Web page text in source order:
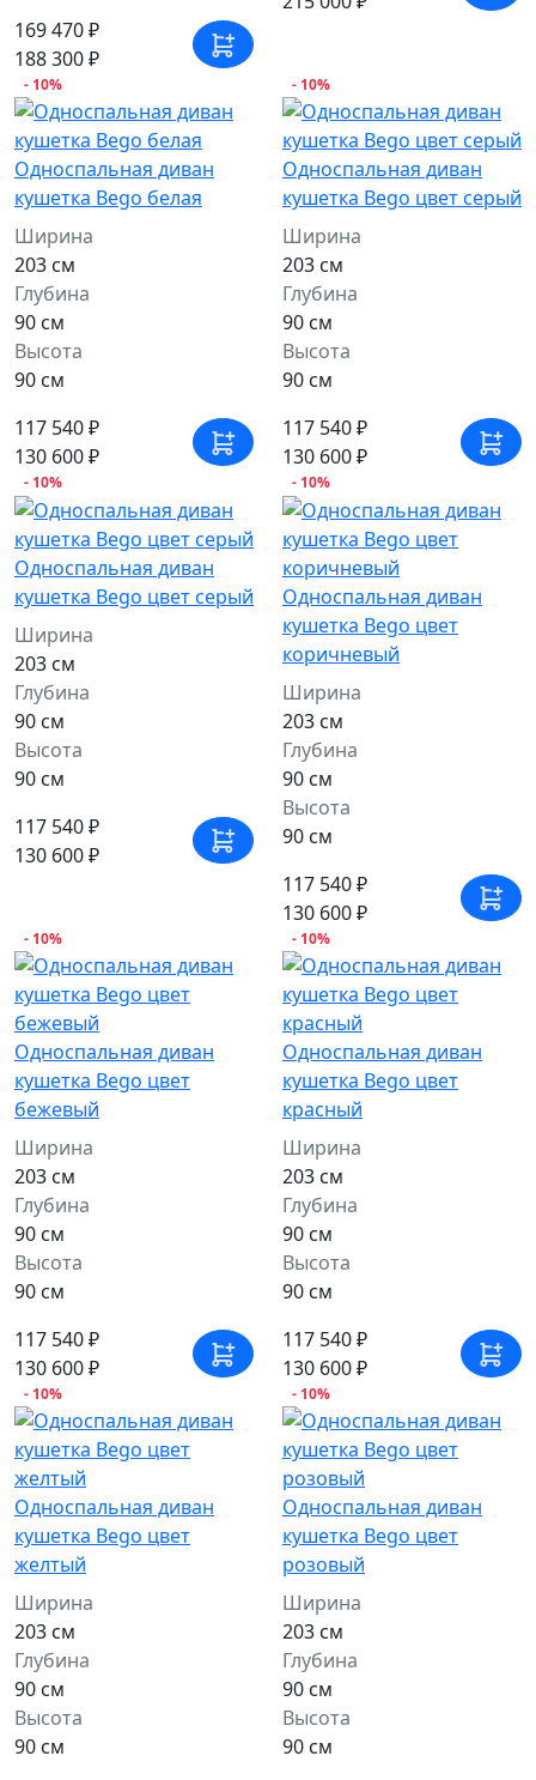
169 470 ₽
188 300 ₽
- 10%
Односпальная диван
кушетка Bego белая
Ширина
203 см
Глубина
90 см
Высота
90 см
117 540 ₽
130 600 ₽
- 10%
Односпальная диван
кушетка Bego цвет серый
Ширина
203 см
Глубина
90 см
Высота
90 см
117 540 ₽
130 600 ₽
- 10%
Односпальная диван
кушетка Bego цвет серый
Ширина
203 см
Глубина
90 см
Высота
90 см
117 540 ₽
130 600 ₽
- 10%
Односпальная диван
кушетка Bego цвет
коричневый
Ширина
203 см
Глубина
90 см
Высота
90 см
117 540 ₽
130 600 ₽
- 10%
Односпальная диван
кушетка Bego цвет
бежевый
Ширина
203 см
Глубина
90 см
Высота
90 см
117 540 ₽
130 600 ₽
- 10%
Односпальная диван
кушетка Bego цвет
красный
Ширина
203 см
Глубина
90 см
Высота
90 см
117 540 ₽
130 600 ₽
- 10%
Односпальная диван
кушетка Bego цвет
желтый
Ширина
203 см
Глубина
90 см
Высота
90 см
- 10%
Односпальная диван
кушетка Bego цвет
розовый
Ширина
203 см
Глубина
90 см
Высота
90 см